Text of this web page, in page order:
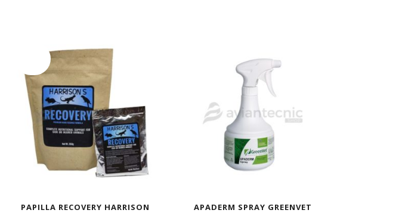
AGOTADO
PAPILLA RECOVERY HARRISON
APADERM SPRAY GREENVET